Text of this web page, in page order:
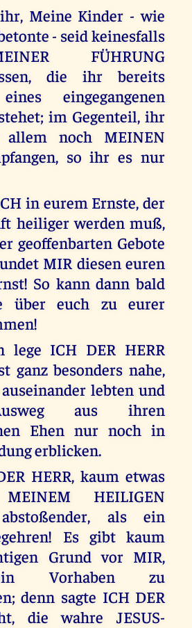
Meine Kinder - wie
- seid keinesfalls
FÜHRUNG
die ihr bereits
eingegangenen
im Gegenteil, ihr
noch MEINEN
so ihr es nur
in eurem Ernste, der
heiliger werden muß,
geoffenbarten Gebote
MIR diesen euren
So kann dann bald
über euch zu eurer
lege ICH DER HERR
ganz besonders nahe,
lebten und
aus ihren
Ehen nur noch in
erblicken.
HERR, kaum etwas
HEILIGEN
als ein
Es gibt kaum
Grund vor MIR,
Vorhaben zu
denn sagte ICH DER
die wahre JESUS-